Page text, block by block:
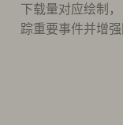
下载量对应绘制
踪重要事件并增强